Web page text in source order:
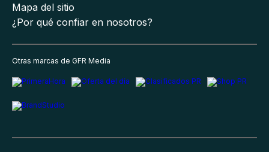
Mapa del sitio
¿Por qué confiar en nosotros?
Otras marcas de GFR Media